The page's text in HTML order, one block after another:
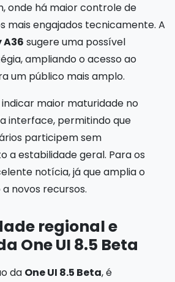
onde há maior controle de
mais engajados tecnicamente. A
A36 sugere uma possível
ampliando o acesso ao
um público mais amplo.
maior maturidade no
interface, permitindo que
participem sem
estabilidade geral. Para os
notícia, já que amplia o
novos recursos.
regional e
One UI 8.5 Beta
da One UI 8.5 Beta, é